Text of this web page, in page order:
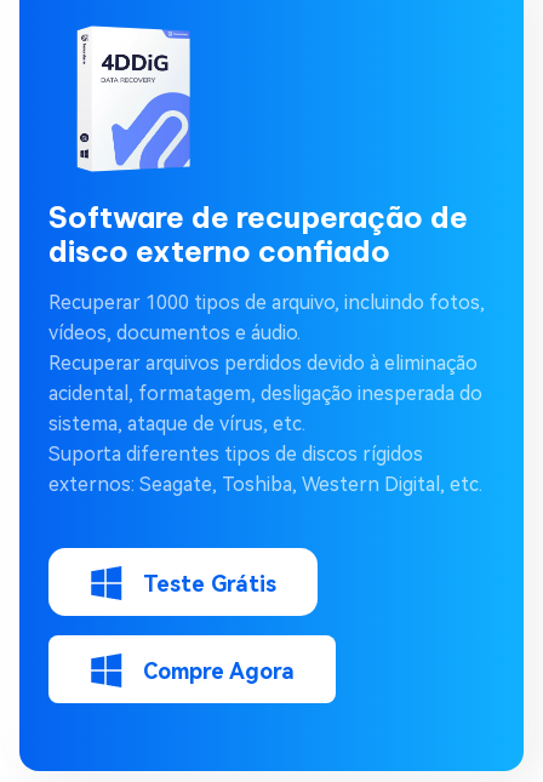
Software de recuperação de
disco externo confiado
Recuperar 1000 tipos de arquivo, incluindo fotos,
vídeos, documentos e áudio.
Recuperar arquivos perdidos devido à eliminação
acidental, formatagem, desligação inesperada do
sistema, ataque de vírus, etc.
Suporta diferentes tipos de discos rígidos
externos: Seagate, Toshiba, Western Digital, etc.
Teste Grátis
Compre Agora